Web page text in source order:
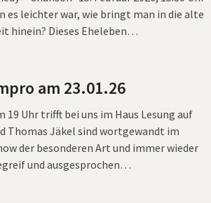
es leichter war, wie bringt man in die alte
hinein? Dieses Eheleben…
am 23.01.26
19 Uhr trifft bei uns im Haus Lesung auf
Thomas Jäkel sind wortgewandt im
der besonderen Art und immer wieder
und ausgesprochen…